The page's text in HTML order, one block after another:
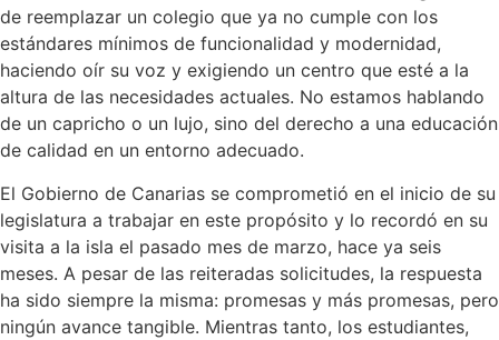
de reemplazar un colegio que ya no cumple con los
estándares mínimos de funcionalidad y modernidad,
haciendo oír su voz y exigiendo un centro que esté a la
altura de las necesidades actuales. No estamos hablando
de un capricho o un lujo, sino del derecho a una educación
de calidad en un entorno adecuado.
El Gobierno de Canarias se comprometió en el inicio de su
legislatura a trabajar en este propósito y lo recordó en su
visita a la isla el pasado mes de marzo, hace ya seis
meses. A pesar de las reiteradas solicitudes, la respuesta
ha sido siempre la misma: promesas y más promesas, pero
ningún avance tangible. Mientras tanto, los estudiantes,